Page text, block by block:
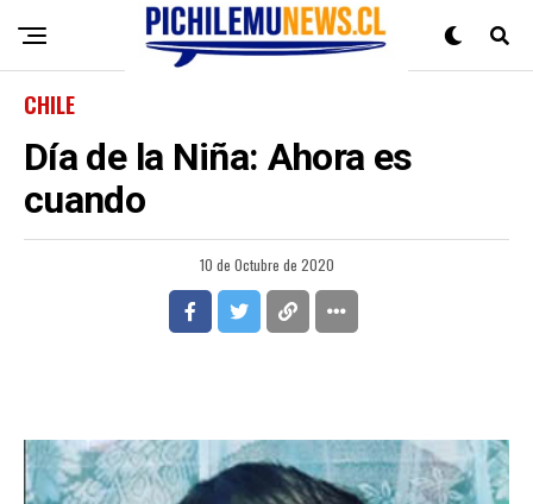
CHILE
Día de la Niña: Ahora es
cuando
10 de Octubre de 2020